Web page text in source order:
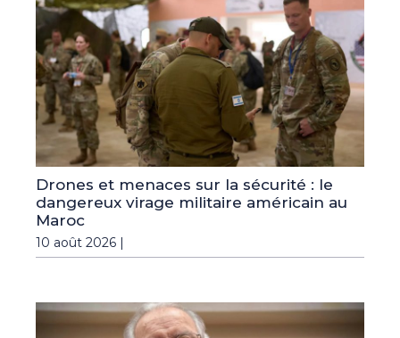
Drones et menaces sur la sécurité : le
dangereux virage militaire américain au
Maroc
10 août 2026 |